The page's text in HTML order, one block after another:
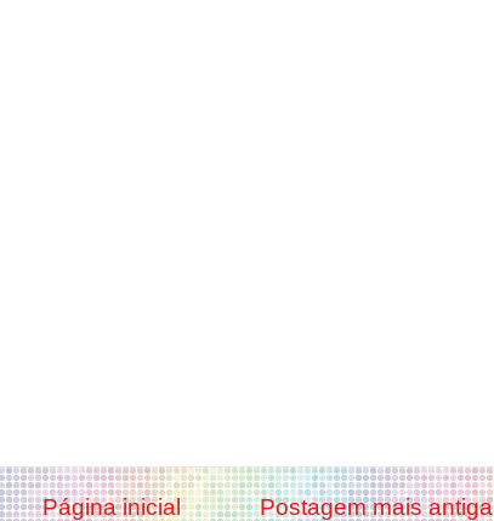
Postagem mais antiga
Página inicial